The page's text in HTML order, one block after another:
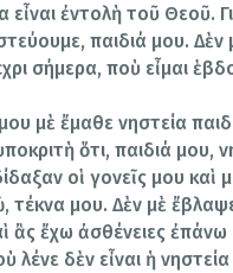
εἶναι ἐντολὴ τοῦ Θεοῦ.
παιδιά μου.
σήμερα, ποὺ εἶμαι
μὲ ἔμαθε νηστεία
ὅτι, παιδιά μου,
οἱ γονεῖς μου καὶ
τέκνα μου. Δὲν μὲ
ἂς ἔχω ἀσθένειες
λένε δὲν εἶναι ἡ νηστεία